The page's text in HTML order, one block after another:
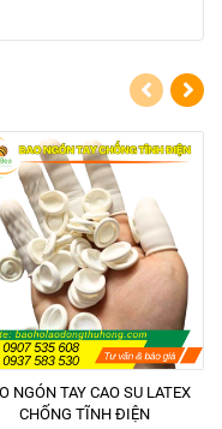
NGÓN TAY CAO SU LATEX
CHỐNG TĨNH ĐIỆN